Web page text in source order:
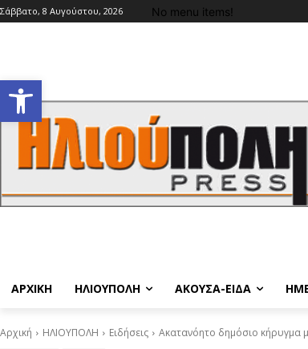
Ανοίξτε τη γραμμή εργαλείων
Σάββατο, 8 Αυγούστου, 2026 No menu items!
ΑΡΧΙΚΗ ΗΛΙΟΥΠΟΛΗ ΑΚΟΥΣΑ-ΕΙΔΑ
Αρχική ΗΛΙΟΥΠΟΛΗ Ειδήσεις Ακατανόητο δημόσιο κήρυγμα